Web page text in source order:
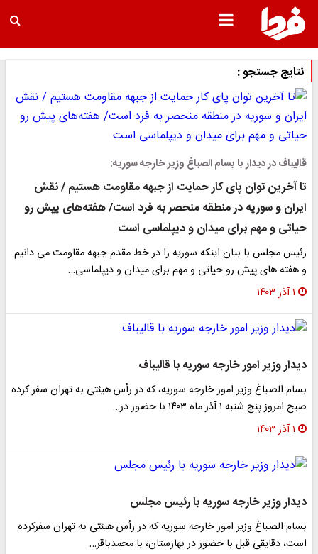
نتایج جستجو :
قالیباف در دیدار با بسام الصباغ وزیر خارجه سوریه:
تا آخرین توان پای کار حمایت از جبهه مقاومت هستیم / نقش
ایران و سوریه در منطقه منحصر به فرد است/ هفته‌های پیش رو
حیاتی و مهم برای میدان و دیپلماسی است
رئیس مجلس با بیان اینکه سوریه را در خط مقدم جبهه مقاومت می دانیم
و هفته های پیش رو حیاتی و مهم برای میدان و دیپلماسی…
۱ آذر ۱۴۰۳
دیدار وزیر امور خارجه سوریه با قالیباف
بسام الصباغ وزیر امور خارجه سوریه، که در رأس هیئتی به تهران سفر کرده
صبح امروز پنج شنبه ۱ آذر ماه ۱۴۰۳ با حضور در…
۱ آذر ۱۴۰۳
دیدار وزیر خارجه سوریه با رئیس مجلس
بسام الصباغ وزیر امور خارجه سوریه که در رأس هیئتی به تهران سفرکرده
است، دقایقی قبل با حضور در بهارستان، با محمدباقر…